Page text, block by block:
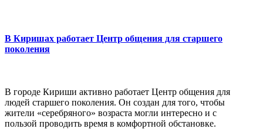
В Киришах работает Центр общения для старшего
поколения
В городе Кириши активно работает Центр общения для
людей старшего поколения. Он создан для того, чтобы
жители «серебряного» возраста могли интересно и с
пользой проводить время в комфортной обстановке.